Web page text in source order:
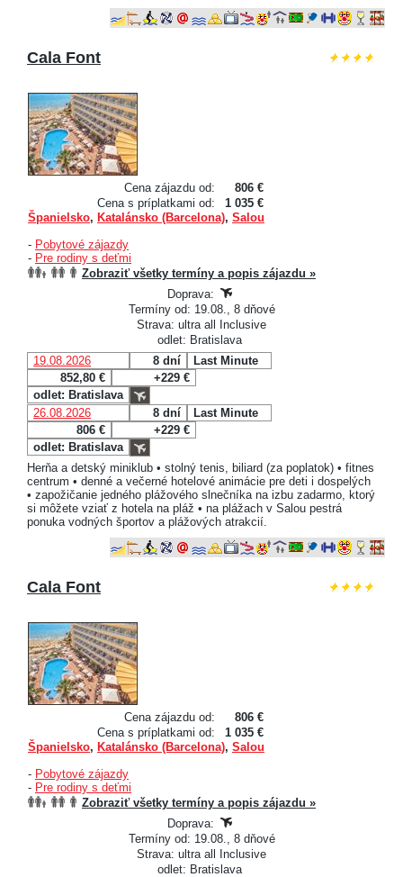
Cala Font
Cena zájazdu od:
806 €
Cena s príplatkami od:
1 035 €
Španielsko, Katalánsko (Barcelona), Salou
- Pobytové zájazdy
- Pre rodiny s deťmi
Zobraziť všetky termíny a popis zájazdu »
Doprava:
Termíny od: 19.08., 8 dňové
Strava: ultra all Inclusive
odlet: Bratislava
19.08.2026
8 dní
Last Minute
852,80 €
+229 €
odlet: Bratislava
26.08.2026
8 dní
Last Minute
806 €
+229 €
odlet: Bratislava
Herňa a detský miniklub • stolný tenis, biliard (za poplatok) • fitnes
centrum • denné a večerné hotelové animácie pre deti i dospelých
• zapožičanie jedného plážového slnečníka na izbu zadarmo, ktorý
si môžete vziať z hotela na pláž • na plážach v Salou pestrá
ponuka vodných športov a plážových atrakcií.
Cala Font
Cena zájazdu od:
806 €
Cena s príplatkami od:
1 035 €
Španielsko, Katalánsko (Barcelona), Salou
- Pobytové zájazdy
- Pre rodiny s deťmi
Zobraziť všetky termíny a popis zájazdu »
Doprava:
Termíny od: 19.08., 8 dňové
Strava: ultra all Inclusive
odlet: Bratislava